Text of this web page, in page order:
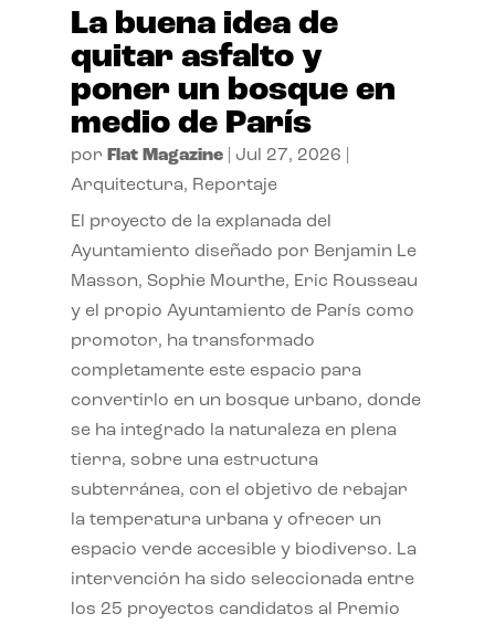
La buena idea de
quitar asfalto y
poner un bosque en
medio de París
por Flat Magazine| Jul 27, 2026
Arquitectura, Reportaje
El proyecto de la explanada del
Ayuntamiento diseñado por Benjamin Le
Masson, Sophie Mourthe, Eric Rousseau
y el propio Ayuntamiento de París como
promotor, ha transformado
completamente este espacio para
convertirlo en un bosque urbano, donde
se ha integrado la naturaleza en plena
tierra, sobre una estructura
subterránea, con el objetivo de rebajar
la temperatura urbana y ofrecer un
espacio verde accesible y biodiverso. La
intervención ha sido seleccionada entre
los 25 proyectos candidatos al Premio